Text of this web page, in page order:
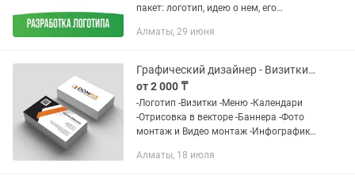
пакет: логотип, идею о нем, его
паттерн, шаблоны для соцсетей,
материалы....
Алматы, 29 июня
Графический дизайнер - Визитки, Логотипы, Баннера, Меню
от 2 000 ₸
-Логотип -Визитки -Меню -Календари
-Отрисовка в векторе -Баннера -Фото
монтаж и Видео монтаж -Инфографика
-Принты для Печатей на футболках
Алматы, 18 июля